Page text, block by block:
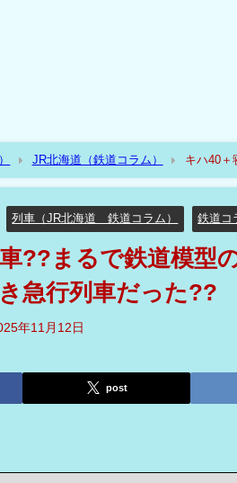
JR北海道（鉄道コラム）
キハ40＋
列車（JR北海道 鉄道コラム） 鉄道コ
??まるで鉄道模型
急行列車だった??
年11月12日
post